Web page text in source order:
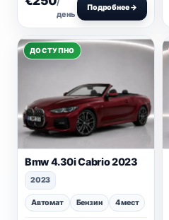
/
день
Подробнее →
ДОСТУПНО
Bmw 4.30i Cabrio 2023
2023
Автомат Бензин 4 мест